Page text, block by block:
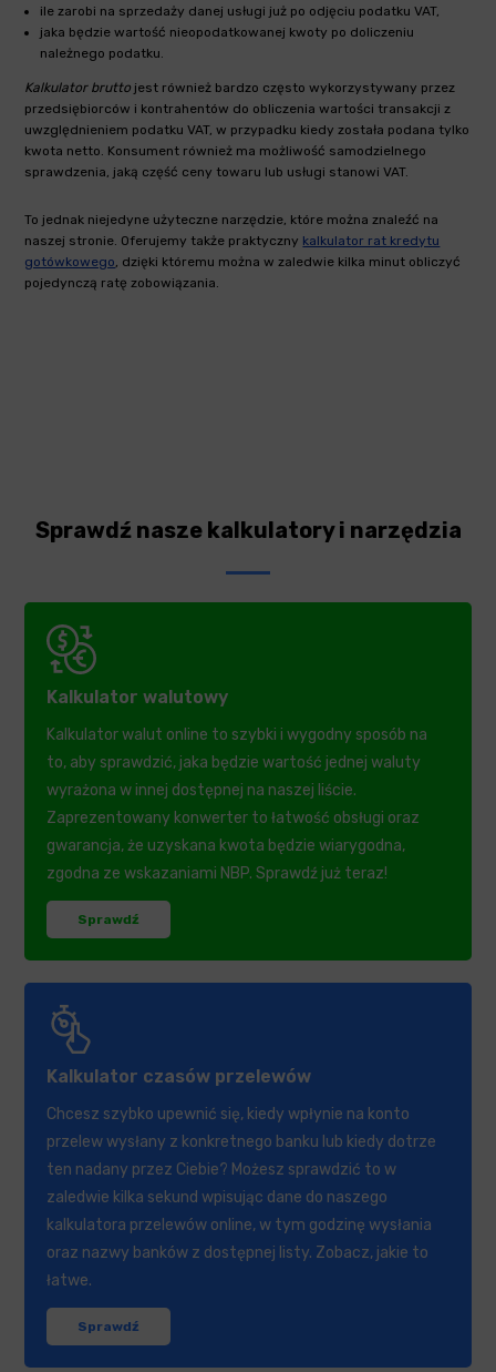
ile zarobi na sprzedaży danej usługi już po odjęciu podatku VAT,
jaka będzie wartość nieopodatkowanej kwoty po doliczeniu
należnego podatku.
Kalkulator brutto jest również bardzo często wykorzystywany przez
przedsiębiorców i kontrahentów do obliczenia wartości transakcji z
uwzględnieniem podatku VAT, w przypadku kiedy została podana tylko
kwota netto. Konsument również ma możliwość samodzielnego
sprawdzenia, jaką część ceny towaru lub usługi stanowi VAT.
To jednak niejedyne użyteczne narzędzie, które można znaleźć na
naszej stronie. Oferujemy także praktyczny kalkulator rat kredytu
gotówkowego, dzięki któremu można w zaledwie kilka minut obliczyć
pojedynczą ratę zobowiązania.
Sprawdź nasze kalkulatory i narzędzia
Kalkulator walutowy
Kalkulator walut online to szybki i wygodny sposób na
to, aby sprawdzić, jaka będzie wartość jednej waluty
wyrażona w innej dostępnej na naszej liście.
Zaprezentowany konwerter to łatwość obsługi oraz
gwarancja, że uzyskana kwota będzie wiarygodna,
zgodna ze wskazaniami NBP. Sprawdź już teraz!
Sprawdź
Kalkulator czasów przelewów
Chcesz szybko upewnić się, kiedy wpłynie na konto
przelew wysłany z konkretnego banku lub kiedy dotrze
ten nadany przez Ciebie? Możesz sprawdzić to w
zaledwie kilka sekund wpisując dane do naszego
kalkulatora przelewów online, w tym godzinę wysłania
oraz nazwy banków z dostępnej listy. Zobacz, jakie to
łatwe.
Sprawdź